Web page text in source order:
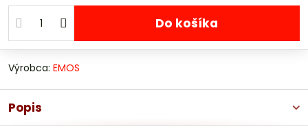
Do košíka
Výrobca: EMOS
Popis